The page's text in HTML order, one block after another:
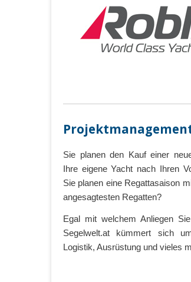
Sie planen den Kauf einer
Ihre eigene Yacht nach Ihren
Sie planen eine Regattasaison
angesagtesten Regatten?
Egal mit welchem Anliegen
Segelwelt.at kümmert sich
Logistik, Ausrüstung und vieles